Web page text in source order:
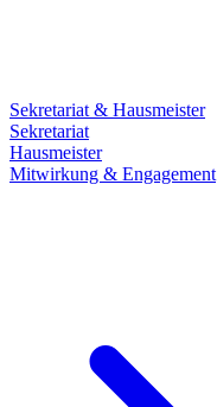
Sekretariat & Hausmeister
Sekretariat
Hausmeister
Mitwirkung & Engagement